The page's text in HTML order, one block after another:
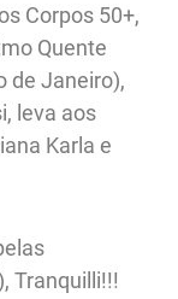
Corpos 50+,
Quente
de Janeiro),
leva aos
Karla e
Tranquilli!!!